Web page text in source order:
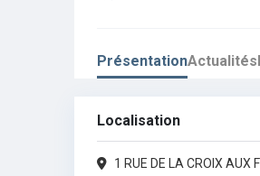
Jeudi : 10h00
Dimanche : Fermé
PrésentationActualités
Localisation
1 RUE DE LA CROIX